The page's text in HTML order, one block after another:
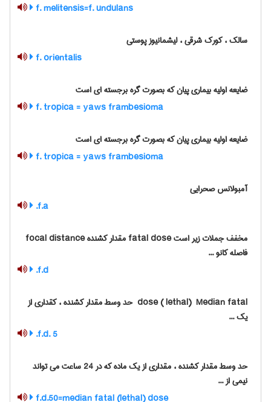
f. melitensis=f. undulans
سالک ، کورک شرقی ، لیشمانیوز پوستی
f. orientalis
ضایعه اولیه بیماری پیان که بصورت گره برجسته ای است
f. tropica = yaws frambesioma
ضایعه اولیه بیماری پیان که بصورت گره برجسته ای است
f. tropica = yaws frambesioma
آمبولانس صحرایی
f.a.
مخفف جملات زیر است fatal dose مقدار کشنده focal distance
فاصله کانو ...
f.d.
‎ dose (‎ lethal) ‎ Median fatal حد وسط مقدار کشنده ، کقداری از
یک ...
f.d. 5.
حد وسط مقدار کشنده ، مقداری از یک ماده که در 24 ساعت می تواند
نیمی از ...
f.d.50=median fatal (lethal) dose